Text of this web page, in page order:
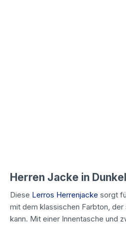
Herren Jacke in
Diese Lerros Herrenjacke sorgt
mit dem klassischen Farbton,
kann. Mit einer Innentasche und